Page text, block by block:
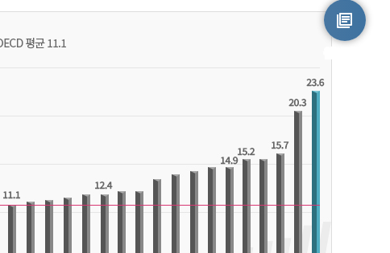
원시자료